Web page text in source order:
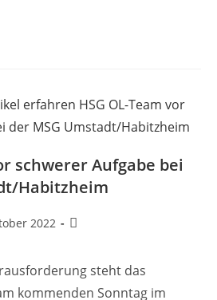
schwerer Aufgabe bei
Habitzheim
2022
steht das
kommenden Sonntag im